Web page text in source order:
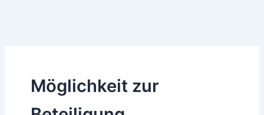
Möglichkeit zur